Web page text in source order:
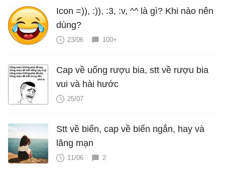
Icon =)), :)), :3, :v, ^^ là gì? Khi nào nên
dùng?
23/06 100+
Cap về uống rượu bia, stt về rượu bia
vui và hài hước
25/07
Stt về biển, cap về biển ngắn, hay và
lãng mạn
11/06 2